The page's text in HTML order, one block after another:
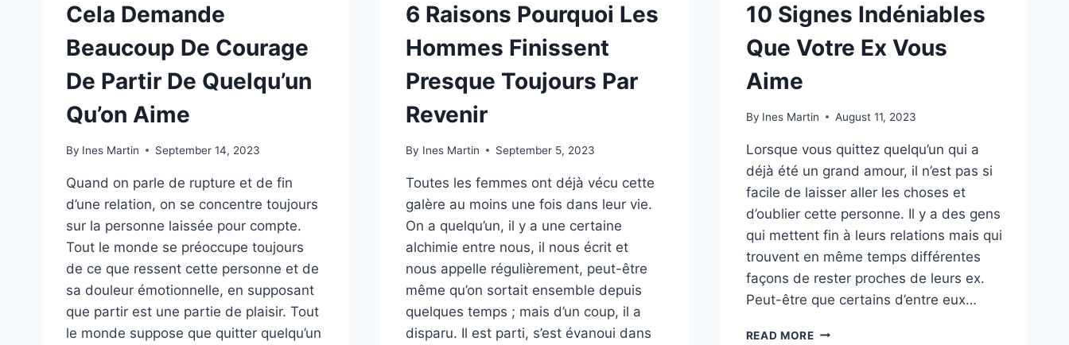
Cela Demande
Beaucoup De Courage
De Partir De Quelqu’un
Qu’on Aime
By Ines Martin September 14, 2023
Quand on parle de rupture et de fin
d’une relation, on se concentre toujours
sur la personne laissée pour compte.
Tout le monde se préoccupe toujours
de ce que ressent cette personne et de
sa douleur émotionnelle, en supposant
que partir est une partie de plaisir. Tout
le monde suppose que quitter quelqu’un
6 Raisons Pourquoi Les
Hommes Finissent
Presque Toujours Par
Revenir
By Ines Martin September 5, 2023
Toutes les femmes ont déjà vécu cette
galère au moins une fois dans leur vie.
On a quelqu’un, il y a une certaine
alchimie entre nous, il nous écrit et
nous appelle régulièrement, peut-être
même qu’on sortait ensemble depuis
quelques temps ; mais d’un coup, il a
disparu. Il est parti, s’est évanoui dans
10 Signes Indéniables
Que Votre Ex Vous
Aime
By Ines Martin August 11, 2023
Lorsque vous quittez quelqu’un qui a
déjà été un grand amour, il n’est pas si
facile de laisser aller les choses et
d’oublier cette personne. Il y a des gens
qui mettent fin à leurs relations mais qui
trouvent en même temps différentes
façons de rester proches de leurs ex.
Peut-être que certains d’entre eux…
READ MORE10